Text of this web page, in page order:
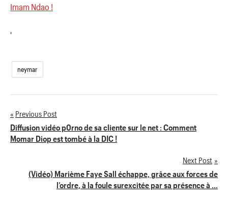
Imam Ndao !
'
neymar
Navigation
de
Previous Post
Diffusion vidéo p0rno de sa cliente sur le net : Comment
Momar Diop est tombé à la DIC !
Next Post
(Vidéo) Marième Faye Sall échappe, grâce aux forces de
l’ordre, à la foule surexcitée par sa présence à …